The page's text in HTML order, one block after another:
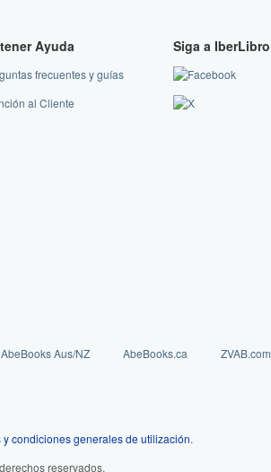
Ayuda
frecuentes y guías
al Cliente
Siga a IberLibro
AbeBooks Aus/NZ AbeBooks.ca
ZVAB.com
y condiciones generales de utilización.
reservados.